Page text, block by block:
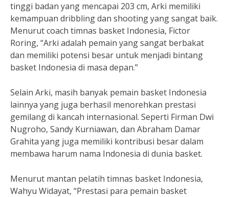
tinggi badan yang mencapai 203 cm, Arki memiliki
kemampuan dribbling dan shooting yang sangat baik.
Menurut coach timnas basket Indonesia, Fictor
Roring, “Arki adalah pemain yang sangat berbakat
dan memiliki potensi besar untuk menjadi bintang
basket Indonesia di masa depan.”
Selain Arki, masih banyak pemain basket Indonesia
lainnya yang juga berhasil menorehkan prestasi
gemilang di kancah internasional. Seperti Firman Dwi
Nugroho, Sandy Kurniawan, dan Abraham Damar
Grahita yang juga memiliki kontribusi besar dalam
membawa harum nama Indonesia di dunia basket.
Menurut mantan pelatih timnas basket Indonesia,
Wahyu Widayat, “Prestasi para pemain basket